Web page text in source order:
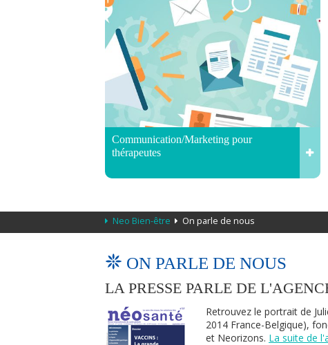
Communication/Marketing pour
thérapeutes
Neo Bien-être On parle de nous
ON PARLE DE NOUS
LA PRESSE PARLE DE
Retrouvez le portrait de
2014 France-Belgique),
et Neorizons. La suite de